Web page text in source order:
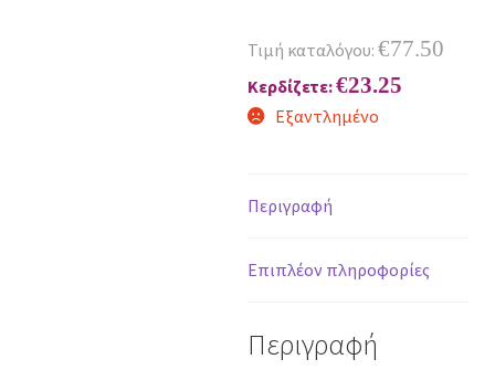
Τιμή καταλόγου: €77.50
Κερδίζετε:€23.25
Εξαντλημένο
Περιγραφή
Επιπλέον πληροφορίες
Περιγραφή